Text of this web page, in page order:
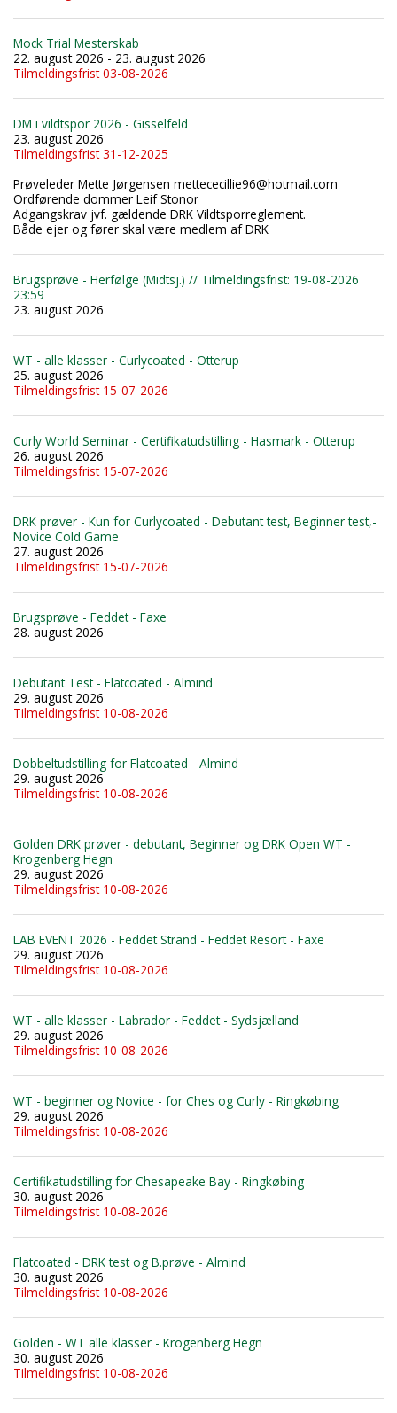
Mock Trial Mesterskab
22. august 2026 - 23. august 2026
Tilmeldingsfrist 03-08-2026
DM i vildtspor 2026 - Gisselfeld
23. august 2026
Tilmeldingsfrist 31-12-2025
Prøveleder Mette Jørgensen mettececillie96@hotmail.com
Ordførende dommer Leif Stonor
Adgangskrav jvf. gældende DRK Vildtsporreglement.
Både ejer og fører skal være medlem af DRK
Brugsprøve - Herfølge (Midtsj.) // Tilmeldingsfrist: 19-08-2026
23:59
23. august 2026
WT - alle klasser - Curlycoated - Otterup
25. august 2026
Tilmeldingsfrist 15-07-2026
Curly World Seminar - Certifikatudstilling - Hasmark - Otterup
26. august 2026
Tilmeldingsfrist 15-07-2026
DRK prøver - Kun for Curlycoated - Debutant test, Beginner test,-
Novice Cold Game
27. august 2026
Tilmeldingsfrist 15-07-2026
Brugsprøve - Feddet - Faxe
28. august 2026
Debutant Test - Flatcoated - Almind
29. august 2026
Tilmeldingsfrist 10-08-2026
Dobbeltudstilling for Flatcoated - Almind
29. august 2026
Tilmeldingsfrist 10-08-2026
Golden DRK prøver - debutant, Beginner og DRK Open WT -
Krogenberg Hegn
29. august 2026
Tilmeldingsfrist 10-08-2026
LAB EVENT 2026 - Feddet Strand - Feddet Resort - Faxe
29. august 2026
Tilmeldingsfrist 10-08-2026
WT - alle klasser - Labrador - Feddet - Sydsjælland
29. august 2026
Tilmeldingsfrist 10-08-2026
WT - beginner og Novice - for Ches og Curly - Ringkøbing
29. august 2026
Tilmeldingsfrist 10-08-2026
Certifikatudstilling for Chesapeake Bay - Ringkøbing
30. august 2026
Tilmeldingsfrist 10-08-2026
Flatcoated - DRK test og B.prøve - Almind
30. august 2026
Tilmeldingsfrist 10-08-2026
Golden - WT alle klasser - Krogenberg Hegn
30. august 2026
Tilmeldingsfrist 10-08-2026